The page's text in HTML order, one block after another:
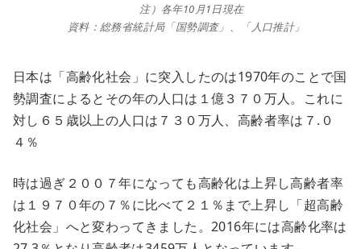
注）各年10月1日現在
資料：総務省統計局「国勢調査」、「人口推計」
日本は「高齢化社会」に突入したのは1970年のことで国
勢調査によるとその年の人口は１億３７０万人。これに
対し６５歳以上の人口は７３０万人、高齢者率は７.０
４％
時は過ぎ２００７年になっても高齢化は上昇し高齢者率
は１９７０年の７％に比べて２１％まで上昇し「超高齢
化社会」へと変わってきました。2016年には高齢化率は